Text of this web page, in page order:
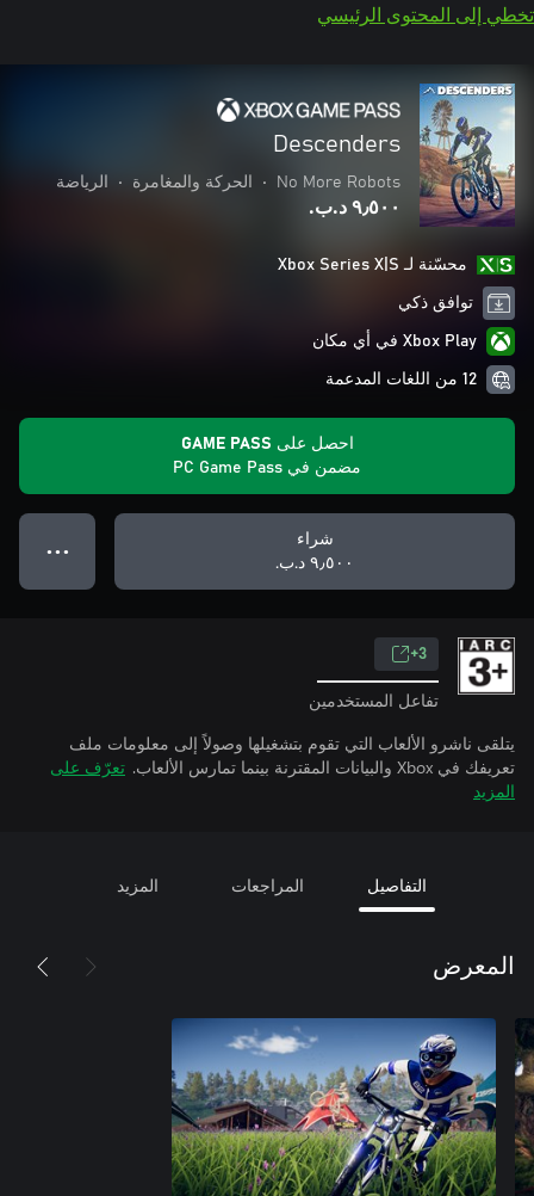
تخطي إلى المحتوى الرئيسي
Descenders
No More Robots
• الحركة والمغامرة • الرياضة
٩٫٥٠٠ د.ب.‏
محسّنة لـ Xbox Series X|S
توافق ذكي
Xbox Play في أي مكان
12 من اللغات المدعمة
احصل على GAME PASS
مضمن في PC Game Pass
شراء
٩٫٥٠٠ د.ب.‏
● ● ●
3+
تفاعل المستخدمين
يتلقى ناشرو الألعاب التي تقوم بتشغيلها وصولاً إلى معلومات ملف
تعريفك في Xbox والبيانات المقترنة بينما تمارس الألعاب.
تعرّف على
المزيد
التفاصيل المراجعات المزيد
المعرض